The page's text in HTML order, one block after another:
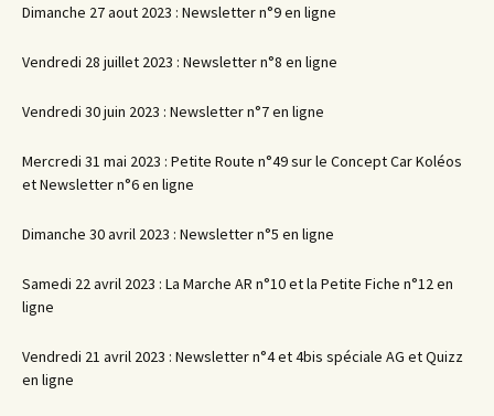
Dimanche 27 aout 2023 : Newsletter n°9 en ligne
Vendredi 28 juillet 2023 : Newsletter n°8 en ligne
Vendredi 30 juin 2023 : Newsletter n°7 en ligne
Mercredi 31 mai 2023 : Petite Route n°49 sur le Concept Car Koléos
et Newsletter n°6 en ligne
Dimanche 30 avril 2023 : Newsletter n°5 en ligne
Samedi 22 avril 2023 : La Marche AR n°10 et la Petite Fiche n°12 en
ligne
Vendredi 21 avril 2023 : Newsletter n°4 et 4bis spéciale AG et Quizz
en ligne